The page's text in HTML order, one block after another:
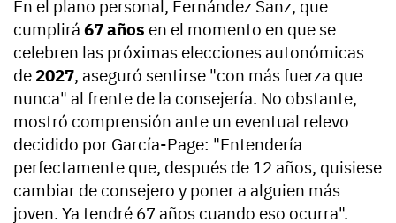
En el plano personal, Fernández Sanz, que
cumplirá67 años en el momento en que se
celebren las próximas elecciones autonómicas
de 2027, aseguró sentirse "con más fuerza que
nunca" al frente de la consejería. No obstante,
mostró comprensión ante un eventual relevo
decidido por García-Page: "Entendería
perfectamente que, después de 12 años, quisiese
cambiar de consejero y poner a alguien más
joven. Ya tendré 67 años cuando eso ocurra".